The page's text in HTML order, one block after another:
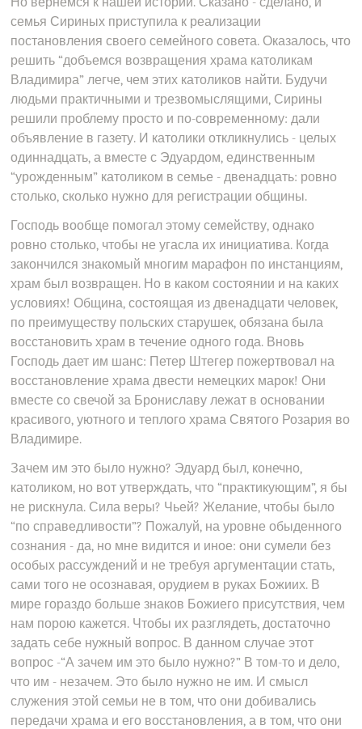
семья Сириных приступила к реализации
постановления своего семейного совета. Оказалось, что
решить “добъемся возвращения храма католикам
Владимира” легче, чем этих католиков найти. Будучи
людьми практичными и трезвомыслящими, Сирины
решили проблему просто и по-современному: дали
объявление в газету. И католики откликнулись - целых
одиннадцать, а вместе с Эдуардом, единственным
“урожденным” католиком в семье - двенадцать: ровно
столько, сколько нужно для регистрации общины.
Господь вообще помогал этому семейству, однако
ровно столько, чтобы не угасла их инициатива. Когда
закончился знакомый многим марафон по инстанциям,
храм был возвращен. Но в каком состоянии и на каких
условиях! Община, состоящая из двенадцати человек,
по преимуществу польских старушек, обязана была
восстановить храм в течение одного года. Вновь
Господь дает им шанс: Петер Штегер пожертвовал на
восстановление храма двести немецких марок! Они
вместе со свечой за Брониславу лежат в основании
красивого, уютного и теплого храма Святого Розария во
Владимире.
Зачем им это было нужно? Эдуард был, конечно,
католиком, но вот утверждать, что “практикующим”, я бы
не рискнула. Сила веры? Чьей? Желание, чтобы было
“по справедливости”? Пожалуй, на уровне обыденного
сознания - да, но мне видится и иное: они сумели без
особых рассуждений и не требуя аргументации стать,
сами того не осознавая, орудием в руках Божиих. В
мире гораздо больше знаков Божиего присутствия, чем
нам порою кажется. Чтобы их разглядеть, достаточно
задать себе нужный вопрос. В данном случае этот
вопрос -“А зачем им это было нужно?” В том-то и дело,
что им - незачем. Это было нужно не им. И смысл
служения этой семьи не в том, что они добивались
передачи храма и его восстановления, а в том, что они